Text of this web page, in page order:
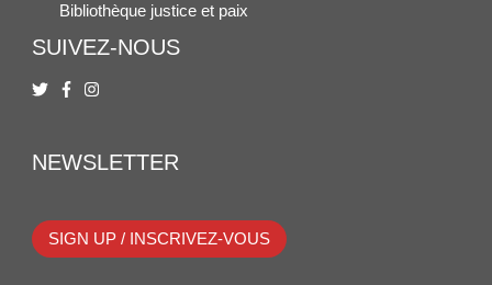
Bibliothèque justice et paix
SUIVEZ-NOUS
NEWSLETTER
SIGN UP / INSCRIVEZ-VOUS